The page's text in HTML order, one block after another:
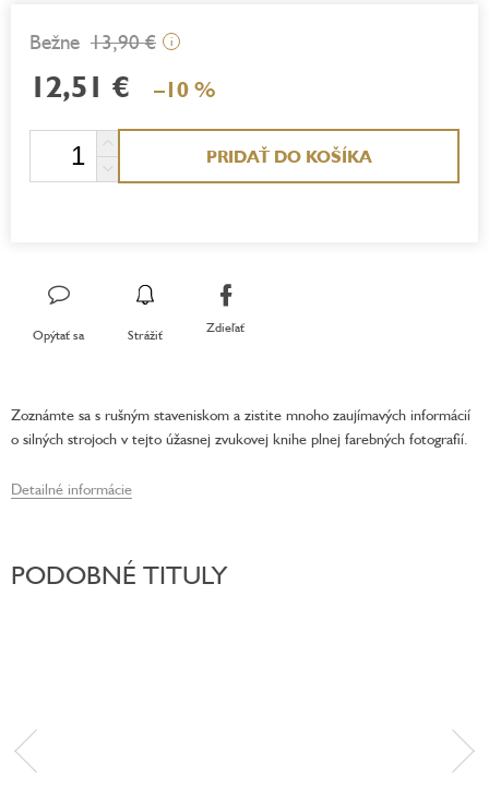
13,90 € i
12,51 € –10 %
PRIDAŤ DO KOŠÍKA
Opýtať sa Strážiť Zdieľať
Zoznámte sa s rušným staveniskom a zistite mnoho zaujímavých informácií
o silných strojoch v tejto úžasnej zvukovej knihe plnej farebných fotografií.
Detailné informácie
PODOBNÉ TITULY